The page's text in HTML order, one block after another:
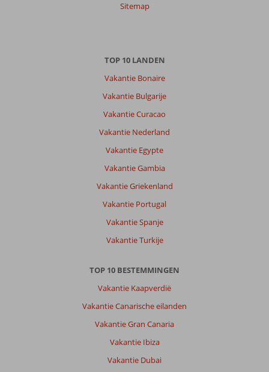
Sitemap
TOP 10 LANDEN
Vakantie Bonaire
Vakantie Bulgarije
Vakantie Curacao
Vakantie Nederland
Vakantie Egypte
Vakantie Gambia
Vakantie Griekenland
Vakantie Portugal
Vakantie Spanje
Vakantie Turkije
TOP 10 BESTEMMINGEN
Vakantie Kaapverdië
Vakantie Canarische eilanden
Vakantie Gran Canaria
Vakantie Ibiza
Vakantie Dubai